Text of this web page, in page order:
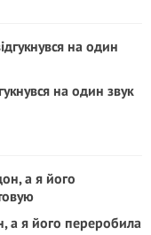
на один звук
а я його переробила